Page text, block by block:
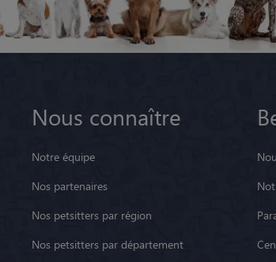
Nous connaître
Notre équipe
Nos partenaires
Nos petsitters par région
Nos petsitters par département